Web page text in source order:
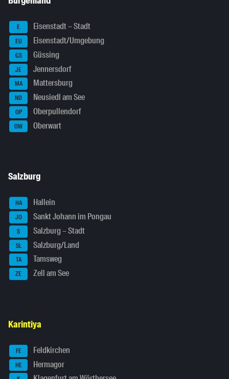
E Eisenstadt – Stadt
EU Eisenstadt/Umgebung
GS Güssing
JE Jennersdorf
MA Mattersburg
ND Neusiedl am See
OP Oberpullendorf
OW Oberwart
Salzburg
HA Hallein
JO Sankt Johann im Pongau
S Salzburg – Stadt
SL Salzburg/Land
TA Tamsweg
ZE Zell am See
Karintiya
FE Feldkirchen
HE Hermagor